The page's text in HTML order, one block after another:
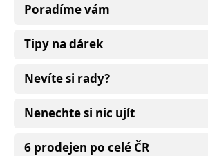
Poradíme vám
Tipy na dárek
Nevíte si rady?
Nenechte si nic ujít
6 prodejen po celé ČR